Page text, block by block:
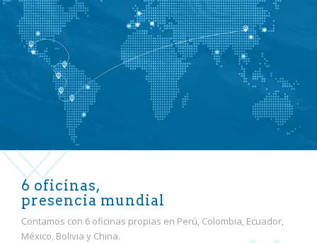
6 oficinas,
presencia mundial
Contamos con 6 oficinas propias en Perú, Colombia, Ecuador,
México, Bolivia y China.